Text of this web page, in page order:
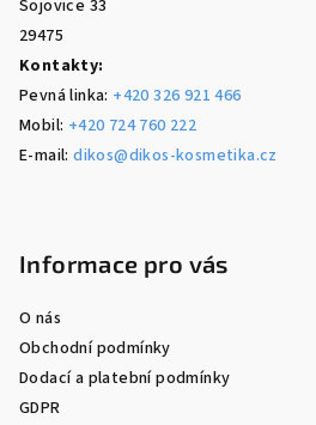
Sojovice 33
29475
Kontakty:
Pevná linka: +420 326 921 466
Mobil: +420 724 760 222
E-mail:dikos@dikos-kosmetika.cz
Informace pro vás
O nás
Obchodní podmínky
Dodací a platební podmínky
GDPR